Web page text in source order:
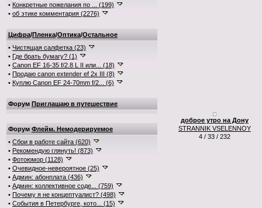
• Конкретные пожелания по ... (199)
• об этике комментария (2276)
Цифра/Пленка/Оптика/Остальное
• Чистящая салфетка (23)
• Где брать бумагу? (1)
• Canon EF 16-35 f/2.8 L II или... (18)
• Продаю canon extender ef 2x III (8)
• Куплю Canon EF 24-70mm f/2... (6)
Форум Приглашаю в путешествие
Форум Флейм. Немодерируемое
• Сбои в работе сайта (620)
• Рекомендую глянуть! (873)
• Фотоюмор (1128)
• Очевидное-невероятное (25)
• Админ: абонплата (436)
• Админ: коллективное соде... (759)
• Почему я не концептуалист? (498)
• События в Петербурге, кото... (15)
доброе утро на Дону
STRANNIK VSELENNOY
4 / 33 / 232